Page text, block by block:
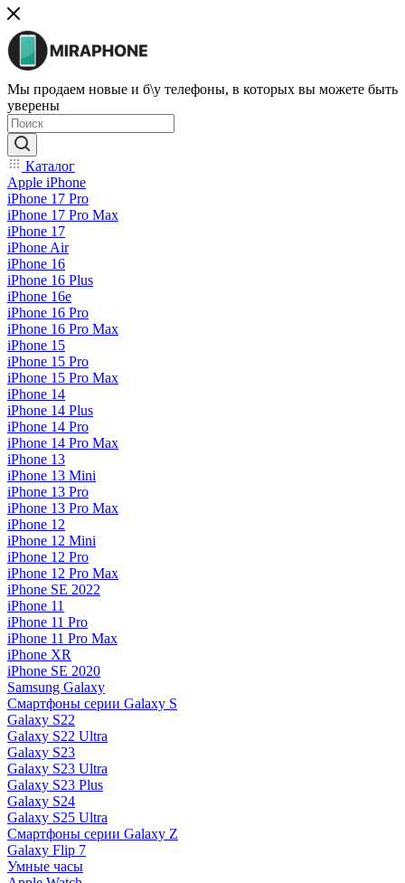
Мы продаем новые и б\у телефоны, в которых вы можете быть
уверены
Каталог
Apple iPhone
iPhone 17 Pro
iPhone 17 Pro Max
iPhone 17
iPhone Air
iPhone 16
iPhone 16 Plus
iPhone 16e
iPhone 16 Pro
iPhone 16 Pro Max
iPhone 15
iPhone 15 Pro
iPhone 15 Pro Max
iPhone 14
iPhone 14 Plus
iPhone 14 Pro
iPhone 14 Pro Max
iPhone 13
iPhone 13 Mini
iPhone 13 Pro
iPhone 13 Pro Max
iPhone 12
iPhone 12 Mini
iPhone 12 Pro
iPhone 12 Pro Max
iPhone SE 2022
iPhone 11
iPhone 11 Pro
iPhone 11 Pro Max
iPhone XR
iPhone SE 2020
Samsung Galaxy
Смартфоны серии Galaxy S
Galaxy S22
Galaxy S22 Ultra
Galaxy S23
Galaxy S23 Ultra
Galaxy S23 Plus
Galaxy S24
Galaxy S25 Ultra
Смартфоны серии Galaxy Z
Galaxy Flip 7
Умные часы